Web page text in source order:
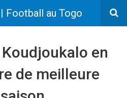
| Football au Togo
en
de meilleure